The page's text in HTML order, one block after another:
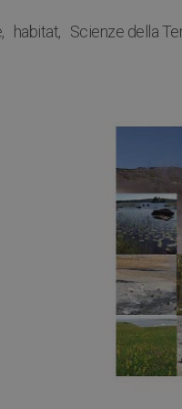
habitat Scienze della